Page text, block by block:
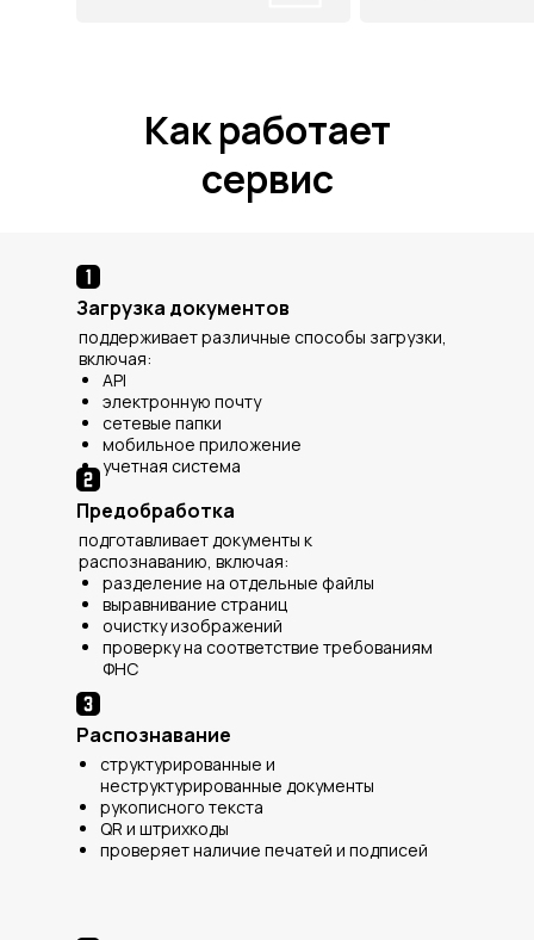
Как работает
сервис
Загрузка документов
поддерживает различные способы загрузки,
включая:
API
электронную почту
сетевые папки
мобильное приложение
учетная система
Предобработка
подготавливает документы к
распознаванию, включая:
разделение на отдельные файлы
выравнивание страниц
очистку изображений
проверку на соответствие требованиям
ФНС
Распознавание
структурированные и
неструктурированные документы
рукописного текста
QR и штрихкоды
проверяет наличие печатей и подписей